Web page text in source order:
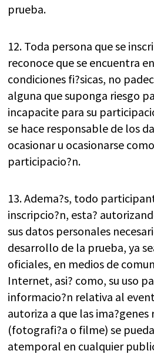
prueba.
12. Toda persona que se
reconoce que se encuentra
condiciones fi?sicas, no
alguna que suponga riesgo
incapacite para su
se hace responsable de los
ocasionar u ocasionarse
participacio?n.
13. Adema?s, todo
inscripcio?n, esta?
sus datos personales
desarrollo de la prueba, ya
oficiales, en medios de
Internet, asi? como, su uso
informacio?n relativa al
autoriza a que las ima?genes
(fotografi?a o filme) se
atemporal en cualquier